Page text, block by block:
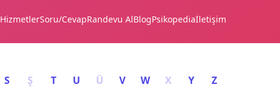
HizmetlerSoru/CevapRandevu AlBlogPsikopediaİletişim
S Ş T U Ü V W X Y Z